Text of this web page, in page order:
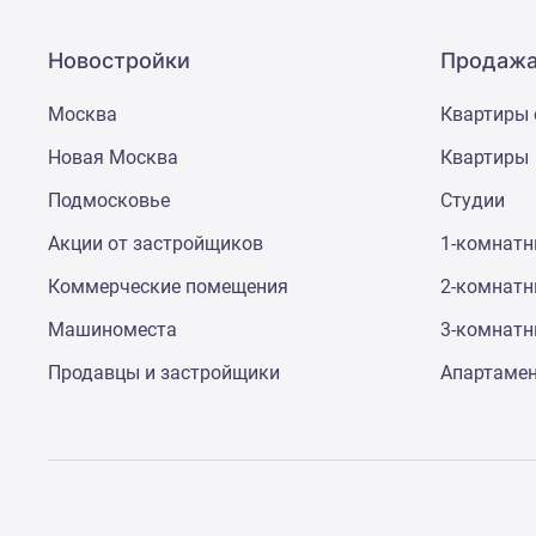
Новостройки
Москва
Новая Москва
Подмосковье
Акции от застройщиков
Коммерческие помещения
Машиноместа
Продавцы и застройщики
Квартиры
Квартиры
Студии
1-
2-
3-